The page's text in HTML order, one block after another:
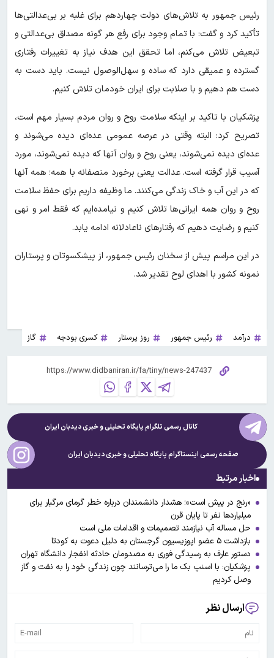
رئیس جمهور به تلاش‌های دولت چهاردهم برای غلبه بر بی‌عدالتی‌ها
تأکید کرد و گفت: با تمام وجود برای رفع هر گونه مصداق بی‌عدالتی و
تبعیض تلاش می‌کنم، اما تحقق این هدف نیاز به تغییرات رفتاری
گسترده و عمیقی دارد که ساده و سهل‌الوصول نیست. باید دست به
دست هم دهیم و با صلابت برای ایران خودمان تلاش کنیم.
پزشکیان با تاکید بر اینکه سلامت روح و روان مردم بسیار مهم است،
تصریح کرد: البته وقتی در عرصه عمومی عده‌ای دیده می‌شوند و
عده‌ای دیده نمی‌شوند، یعنی روح و روان آنها که دیده نمی‌شوند، مورد
آسیب قرار گرفته است. عدالت یعنی برخورد منصفانه با همه؛ همه آنها
که در این آب و خاک زندگی می‌کنند. ما وظیفه داریم برای حفظ سلامت
روح و روان همه ایرانی‌ها تلاش کنیم و نیامده‌ایم که فقط امر و نهی
کنیم و رضایت دهیم که رفتارهای ناعادلانه ادامه یابد.
در این مراسم پیش از سخنان رئیس جمهور، از پیشکسوتان و پرستاران
نمونه کشور با اهدای لوح تقدیر شد.
درآمد رئیس جمهور روز پرستار کسری بودجه گاز
کانال رسمی تلگرام پایگاه تحلیلی و خبریدیدبان ایران
صفحه رسمی اینستاگرام پایگاه تحلیلی و خبریدیدبان ایران
اخبار مرتبط
«رنج در پیش است»؛ هشدار دانشمندان درباره خطر گرمای مرگبار برای
میلیاردها نفر تا پایان قرن
حل مساله آب نیازمند تصمیمات و اقدامات ملی است
بازداشت ۵ عضو اپوزیسیون گرجستان به دلیل دعوت به کودتا
دستور عارف به رسیدگی فوری به مصدومان حادثه انفجار دانشگاه تهران
پزشکیان: با اسنپ بک ما را می‌ترسانند چون زندگی خود را به نفت و گاز
وصل کردیم
ارسال نظر